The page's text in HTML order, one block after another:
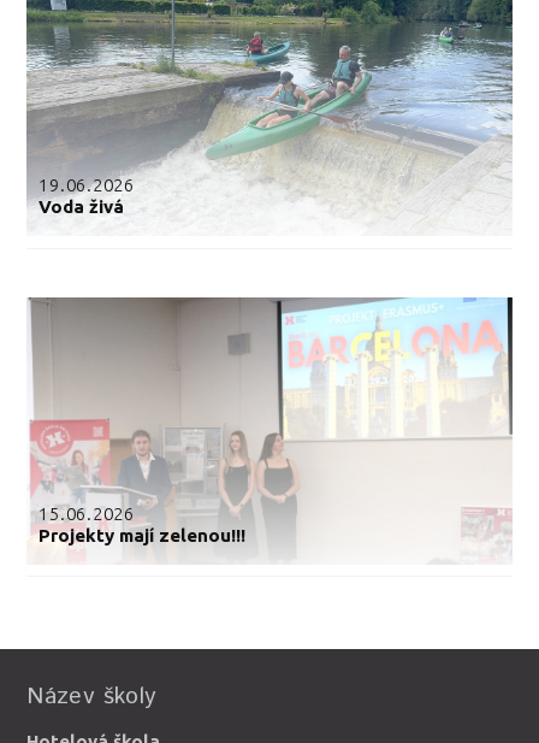
19.06.2026
Voda živá
15.06.2026
Projekty mají zelenou!!!
Název školy